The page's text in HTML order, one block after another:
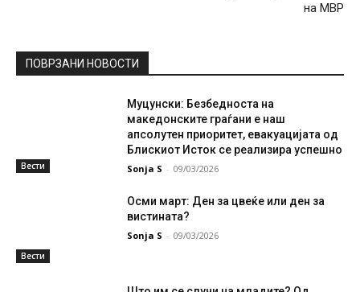
на МВР
ПОВРЗАНИ НОВОСТИ
Вести
Муцунски: Безбедноста на
македонските граѓани е наш
апсолутен приоритет, евакуацијата од
Блискиот Исток се реализира успешно
Sonja S - 09/03/2026
Вести
Осми март: Ден за цвеќе или ден за
вистината?
Sonja S - 09/03/2026